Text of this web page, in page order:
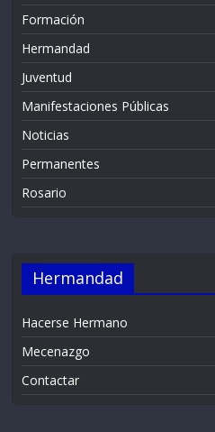
Formación
Hermandad
Juventud
Manifestaciones Públicas
Noticias
Permanentes
Rosario
Hermandad
Hacerse Hermano
Mecenazgo
Contactar